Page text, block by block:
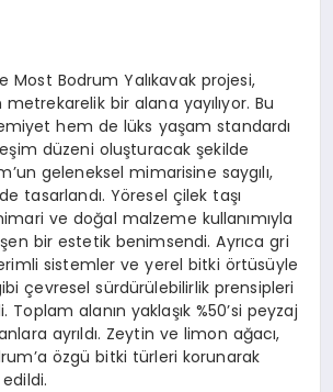
Most Bodrum Yalıkavak projesi,
bir alana yayılıyor. Bu
hem de lüks yaşam standardı
düzeni oluşturacak şekilde
geleneksel mimarisine saygılı,
tasarlandı. Yöresel çilek taşı
ve doğal malzeme kullanımıyla
bir estetik benimsendi. Ayrıca gri
sistemler ve yerel bitki örtüsüyle
çevresel sürdürülebilirlik prensipleri
Toplam alanın yaklaşık %50’si peyzaj
ayrıldı. Zeytin ve limon ağacı,
özgü bitki türleri korunarak